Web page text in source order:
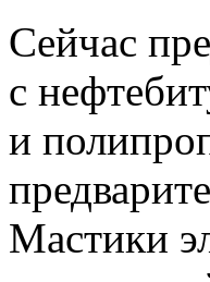
Сейчас
с
и
Мастики